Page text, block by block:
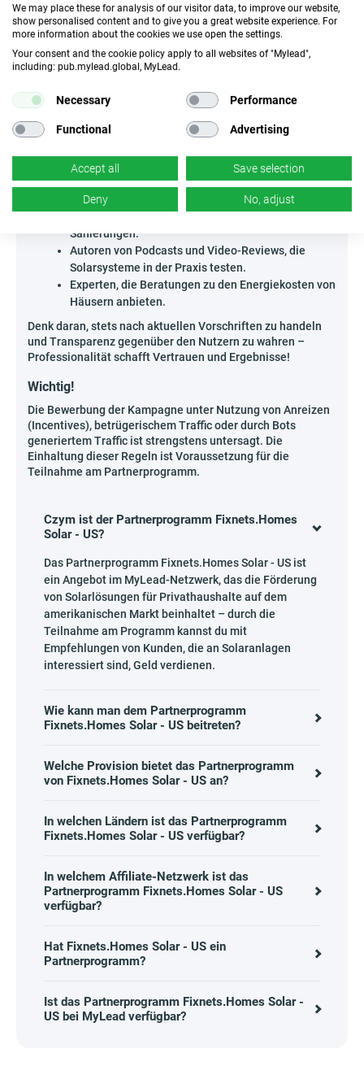
Schlüssel zur erfolgreichen Förderung von Solarenergie!
Wer kann Fixnets.Homes Solar - US bewerben?
Das Programm richtet sich an Personen und Unternehmen,
in den USA in Kontakt stehen, die nach Möglichkeiten
suchen, ihre Rechnungen zu senken und die Umwelt zu
schonen. Am meisten profitieren werden:
Spezialisten, die Rentabilitätskarten für
erneuerbare Energien erstellen.
Administratoren von Community-Gruppen und
Foren rund um „grünes Leben“ und ökologische
Sanierungen.
Autoren von Podcasts und Video-Reviews, die
Solarsysteme in der Praxis testen.
Experten, die Beratungen zu den Energiekosten von
Häusern anbieten.
Denk daran, stets nach aktuellen Vorschriften zu handeln
und Transparenz gegenüber den Nutzern zu wahren –
Professionalität schafft Vertrauen und Ergebnisse!
Wichtig!
Die Bewerbung der Kampagne unter Nutzung von Anreizen
(Incentives), betrügerischem Traffic oder durch Bots
generiertem Traffic ist strengstens untersagt. Die
Einhaltung dieser Regeln ist Voraussetzung für die
Teilnahme am Partnerprogramm.
Czym ist der Partnerprogramm Fixnets.Homes
Solar - US?
Das Partnerprogramm Fixnets.Homes Solar - US ist
ein Angebot im MyLead-Netzwerk, das die Förderung
von Solarlösungen für Privathaushalte auf dem
amerikanischen Markt beinhaltet – durch die
Teilnahme am Programm kannst du mit
Empfehlungen von Kunden, die an Solaranlagen
interessiert sind, Geld verdienen.
Wie kann man dem Partnerprogramm
Fixnets.Homes Solar - US beitreten?
Welche Provision bietet das Partnerprogramm
von Fixnets.Homes Solar - US an?
In welchen Ländern ist das Partnerprogramm
Fixnets.Homes Solar - US verfügbar?
In welchem Affiliate-Netzwerk ist das
Partnerprogramm Fixnets.Homes Solar - US
verfügbar?
Hat Fixnets.Homes Solar - US ein
Partnerprogramm?
Ist das Partnerprogramm Fixnets.Homes Solar -
US bei MyLead verfügbar?
We may place these for analysis of our visitor data, to improve our website,
show personalised content and to give you a great website experience. For
more information about the cookies we use open the settings.
Your consent and the cookie policy apply to all websites of "Mylead",
including: pub.mylead.global, MyLead.
Necessary Performance
Functional Advertising
Accept all Save selection
Deny No, adjust